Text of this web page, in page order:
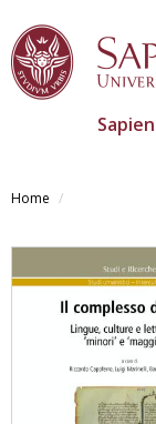
contenuto
Home